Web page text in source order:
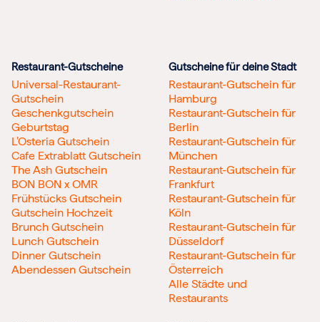
Restaurant-Gutscheine
Universal-Restaurant-
Gutschein
Geschenkgutschein
Geburtstag
L’Osteria Gutschein
Cafe Extrablatt Gutschein
The Ash Gutschein
BON BON x OMR
Frühstücks Gutschein
Gutschein Hochzeit
Brunch Gutschein
Lunch Gutschein
Dinner Gutschein
Abendessen Gutschein
Gutscheine für deine Stadt
Restaurant-Gutschein für
Hamburg
Restaurant-Gutschein für
Berlin
Restaurant-Gutschein für
München
Restaurant-Gutschein für
Frankfurt
Restaurant-Gutschein für
Köln
Restaurant-Gutschein für
Düsseldorf
Restaurant-Gutschein für
Österreich
Alle Städte und
Restaurants